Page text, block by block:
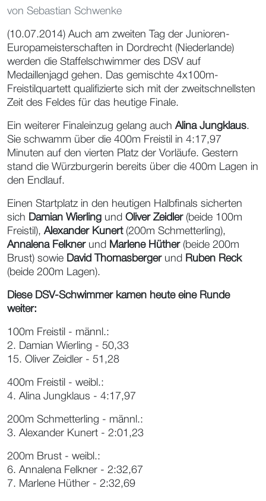
von Sebastian Schwenke
(10.07.2014) Auch am zweiten Tag der Junioren-
Europameisterschaften in Dordrecht (Niederlande)
werden die Staffelschwimmer des DSV auf
Medaillenjagd gehen. Das gemischte 4x100m-
Freistilquartett qualifizierte sich mit der zweitschnellsten
Zeit des Feldes für das heutige Finale.
Ein weiterer Finaleinzug gelang auch Alina Jungklaus.
Sie schwamm über die 400m Freistil in 4:17,97
Minuten auf den vierten Platz der Vorläufe. Gestern
stand die Würzburgerin bereits über die 400m Lagen in
den Endlauf.
Einen Startplatz in den heutigen Halbfinals sicherten
sich Damian Wierling und Oliver Zeidler(beide 100m
Freistil), Alexander Kunert(200m Schmetterling),
Annalena Felknerund Marlene Hüther(beide 200m
Brust) sowie David Thomasbergerund Ruben Reck
(beide 200m Lagen).
Diese DSV-Schwimmer kamen heute eine Runde
weiter:
100m Freistil - männl.:
2. Damian Wierling - 50,33
15. Oliver Zeidler - 51,28
400m Freistil - weibl.:
4. Alina Jungklaus - 4:17,97
200m Schmetterling - männl.:
3. Alexander Kunert - 2:01,23
200m Brust - weibl.:
6. Annalena Felkner - 2:32,67
7. Marlene Hüther - 2:32,69